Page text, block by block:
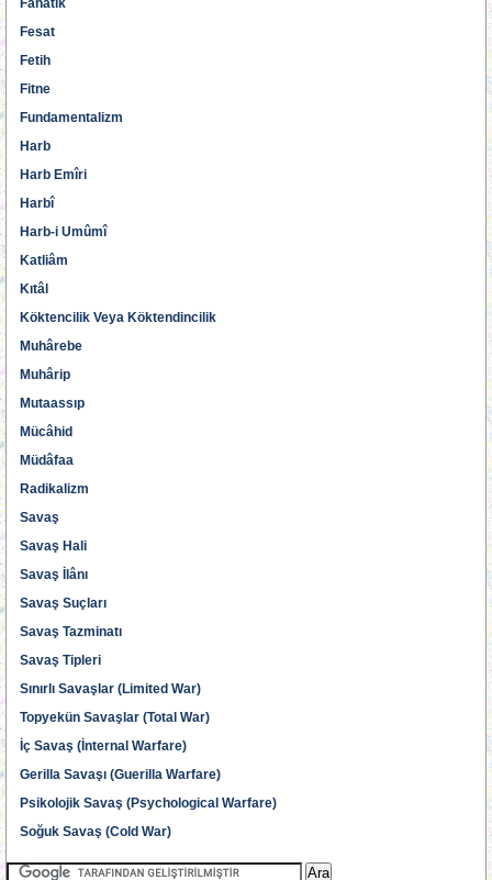
Fanatik
Fesat
Fetih
Fitne
Fundamentalizm
Harb
Harb Emîri
Harbî
Harb-i Umûmî
Katliâm
Kıtâl
Köktencilik Veya Köktendincilik
Muhârebe
Muhârip
Mutaassıp
Mücâhid
Müdâfaa
Radikalizm
Savaş
Savaş Hali
Savaş İlânı
Savaş Suçları
Savaş Tazminatı
Savaş Tipleri
Sınırlı Savaşlar (Limited War)
Topyekün Savaşlar (Total War)
İç Savaş (İnternal Warfare)
Gerilla Savaşı (Guerilla Warfare)
Psikolojik Savaş (Psychological Warfare)
Soğuk Savaş (Cold War)